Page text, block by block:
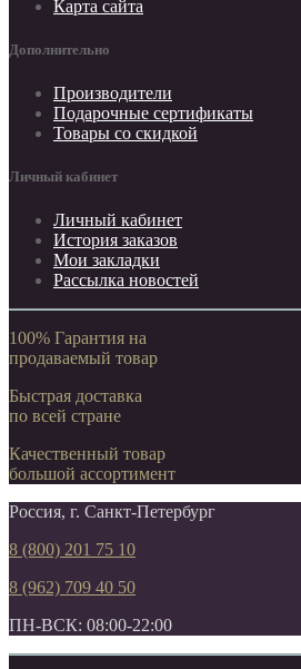
Карта сайта
Дополнительно
Производители
Подарочные сертификаты
Товары со скидкой
Личный кабинет
Личный кабинет
История заказов
Мои закладки
Рассылка новостей
100% Гарантия на
продаваемый товар
Быстрая доставка
по всей стране
Качественный товар
большой ассортимент
Россия, г. Санкт-Петербург
8 (800) 201 75 10
8 (962) 709 40 50
ПН-ВСК: 08:00-22:00